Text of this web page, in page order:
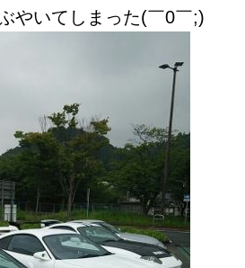
やいてしまった(￣0￣;)